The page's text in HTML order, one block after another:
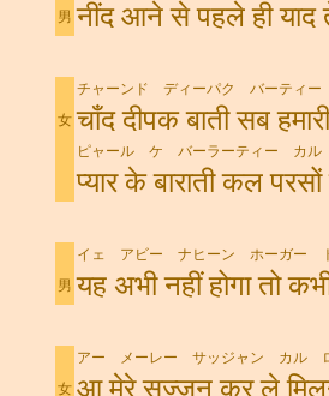
男 नींद आने से पहले ही याद
チャーンド ディーパク バーティ
女 चाँद दीपक बाती सब
ピャール ケ バーラーティー カ
प्यार के बाराती कल
イェ アビー ナヒーン ホーガー
男 यह अभी नहीं होगा तो
アー メーレー サッジャン カル
女 आ मेरे सज्जन कर ले